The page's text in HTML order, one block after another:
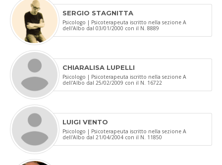
SERGIO STAGNITTA
Psicologo | Psicoterapeuta iscritto nella sezione A
dell'Albo dal 03/01/2000 con il N. 8889
CHIARALISA LUPELLI
Psicologo | Psicoterapeuta iscritto nella sezione A
dell'Albo dal 25/02/2009 con il N. 16722
LUIGI VENTO
Psicologo | Psicoterapeuta iscritto nella sezione A
dell'Albo dal 21/04/2004 con il N. 11850